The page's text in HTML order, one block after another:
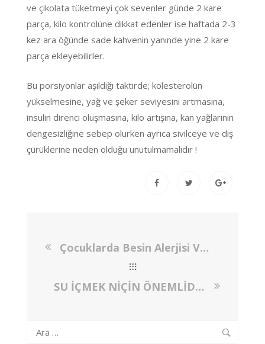
ve çikolata tüketmeyi çok sevenler günde 2 kare
parça, kilo kontrolüne dikkat edenler ise haftada 2-3
kez ara öğünde sade kahvenin yanınde yine 2 kare
parça ekleyebilirler.
Bu porsiyonlar aşıldığı taktirde; kolesterolün
yükselmesine, yağ ve şeker seviyesini artmasına,
insulin direnci oluşmasına, kilo artışına, kan yağlarının
dengesizliğine sebep olurken ayrıca sivilceye ve diş
çürüklerine neden olduğu unutulmamalıdır !
Çocuklarda Besin Alerjisi Ve Beslenme Önerileri
SU İÇMEK NİÇİN ÖNEMLİDİR? GÜNLÜK NE KADAR SU İÇMELİ?
Arama: